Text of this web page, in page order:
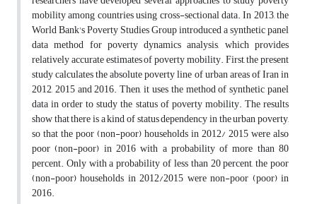
mobility among countries using cross-sectional data. In 2013, the
World Bank's Poverty Studies Group introduced a synthetic panel
data method for poverty dynamics analysis, which provides
relatively accurate estimates of poverty mobility. First, the present
study calculates the absolute poverty line of urban areas of Iran in
2012, 2015 and 2016. Then, it uses the method of synthetic panel
data in order to study the status of poverty mobility. The results
show that there is a kind of status dependency in the urban poverty,
so that the poor (non-poor) households in 2012/ 2015 were also
poor (non-poor) in 2016 with a probability of more than 80
percent. Only with a probability of less than 20 percent, the poor
(non-poor) households in 2012/2015 were non-poor (poor) in
2016.